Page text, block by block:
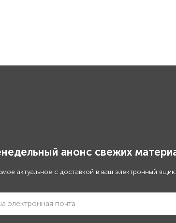
анонс свежих
актуальное с доставкой в ваш электронный ящик.